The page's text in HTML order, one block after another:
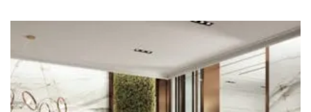
Baldosas Hidráulicas
Azulejos Imitación Piedra